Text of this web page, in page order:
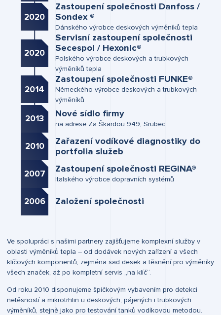
2020
Zastoupení společnosti Danfoss /
Sondex ®
Dánského výrobce deskových výměníků tepla
2020
Servisní zastoupení společnosti
Secespol / Hexonic®
Polského výrobce deskových a trubkových
výměníků tepla
2014
Zastoupení společnosti FUNKE®
Německého výrobce deskových a trubkových
výměníků
2013 Nové sídlo firmy
na adrese Za Škardou 949, Srubec
2010
Zařazení vodíkové diagnostiky do
portfolia služeb
2007 Zastoupení společnosti REGINA®
Italského výrobce dopravních systémů
2006 Založení společnosti
Ve spolupráci s našimi partnery zajišťujeme komplexní služby v
oblasti výměníků tepla – od dodávek nových zařízení a všech
klíčových komponentů, zejména sad desek a těsnění pro výměníky
všech značek, až po kompletní servis „na klíč“.
Od roku 2010 disponujeme špičkovým vybavením pro detekci
netěsností a mikrotrhlin u deskových, pájených i trubkových
výměníků, stejně jako pro testování tanků vodíkovou metodou.